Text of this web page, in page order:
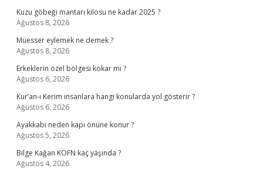
Kuzu göbeği mantarı kilosu ne kadar 2025 ?
Ağustos 8, 2026
Müesser eylemek ne demek ?
Ağustos 8, 2026
Erkeklerin özel bölgesi kokar mı ?
Ağustos 6, 2026
Kur’an-ı Kerim insanlara hangi konularda yol gösterir ?
Ağustos 6, 2026
Ayakkabı neden kapı önüne konur ?
Ağustos 5, 2026
Bilge Kağan KÖFN kaç yaşında ?
Ağustos 4, 2026